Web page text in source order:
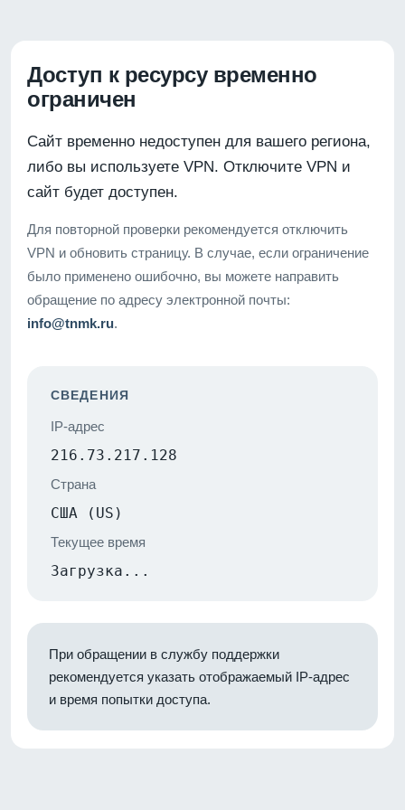
Доступ к ресурсу временно
ограничен
Сайт временно недоступен для вашего региона,
либо вы используете VPN. Отключите VPN и
сайт будет доступен.
Для повторной проверки рекомендуется отключить
VPN и обновить страницу. В случае, если ограничение
было применено ошибочно, вы можете направить
обращение по адресу электронной почты:
info@tnmk.ru.
СВЕДЕНИЯ
IP-адрес
216.73.217.128
Страна
США (US)
Текущее время
Загрузка...
При обращении в службу поддержки
рекомендуется указать отображаемый IP-адрес
и время попытки доступа.